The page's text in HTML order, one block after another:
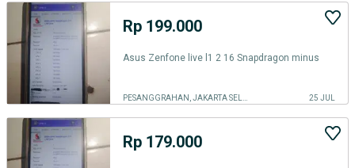
Rp 199.000
Asus Zenfone live l1 2 16 Snapdragon minus
25 JUL
Rp 179.000